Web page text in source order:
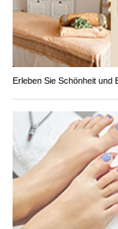
Erleben Sie Schönheit und